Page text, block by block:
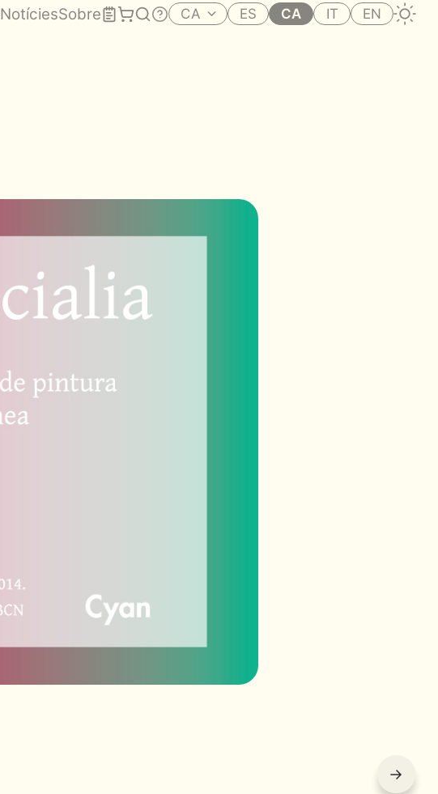
NotíciesSobre CA ES CA IT EN
→